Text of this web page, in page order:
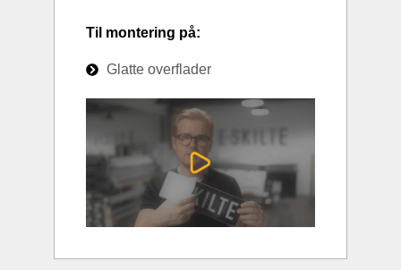
Til montering på:
Glatte overflader